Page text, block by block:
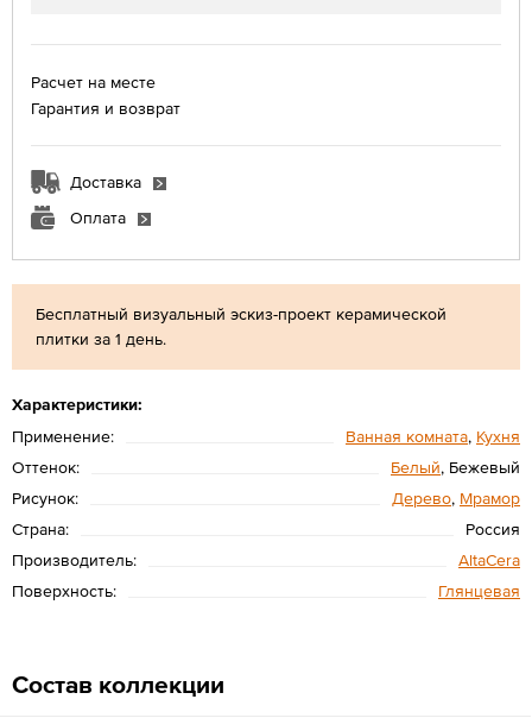
Бесплатный визуальный эскиз-проект керамической
плитки за 1 день.
Характеристики:
Применение:
Ванная комната, Кухня
Оттенок:
Белый, Бежевый
Рисунок:
Дерево, Мрамор
Страна:
Россия
Производитель:
AltaCera
Поверхность:
Глянцевая
Расчет на месте
Гарантия и возврат
Доставка
Оплата
Состав коллекции